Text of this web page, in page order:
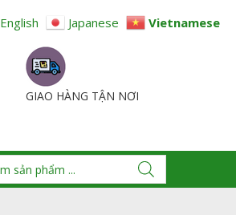
GIAO HÀNG TẬN NƠI
English Japanese Vietnamese